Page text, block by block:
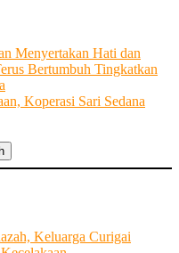
Menyertakan Hati dan
Bertumbuh Tingkatkan
Koperasi Sari Sedana
Keluarga Curigai